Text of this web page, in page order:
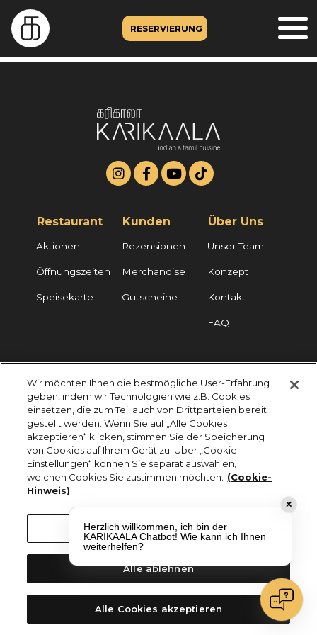
RESERVIERUNG
Restaurant
Aktionen
Öffnungszeiten
Speisekarte
Kunden
Rezensionen
Merchandise
Gutscheine
Über Uns
Unser Team
Konzept
Kontakt
FAQ
KARIKAALA ©2026 - Saily Food Service GmbH
Alle Rechte vorbehalten
✕
Herzlich willkommen, ich bin der
KARIKAALA Chatbot! Wie kann ich Ihnen
weiterhelfen?
Wir möchten Ihnen die bestmögliche User-Erfahrung
geben, indem wir Technologien wie z.B. Cookies
einsetzen, die zum Teil auch von Drittparteien bereit
gestellt werden. Wenn Sie auf „Alle Cookies
akzeptieren“ klicken, stimmen Sie der Speicherung
von Cookies auf Ihrem Gerät zu. Über „Cookie-
Einstellungen“ können Sie separat auswählen,
welchen Cookies Sie zustimmen möchten.
(Cookie-
Hinweis)
Cookie-Einstellungen
Alle ablehnen
Alle Cookies akzeptieren